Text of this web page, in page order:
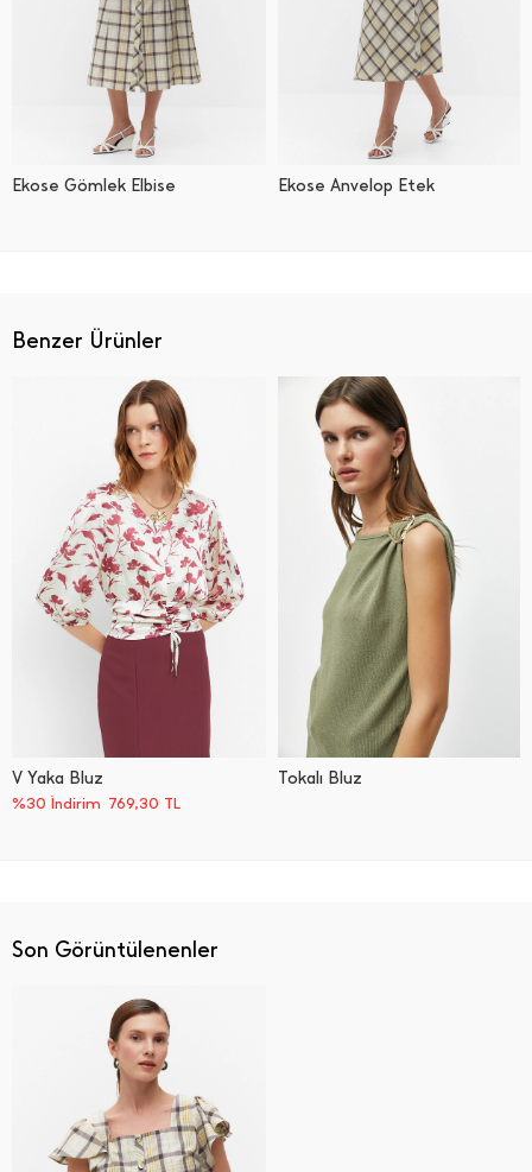
Benzer Ürünler
V Yaka Bluz
%30 İndirim 769,30 TL
Tokalı Bluz
Ekose Gömlek Elbise Ekose Anvelop Etek
Son Görüntülenenler